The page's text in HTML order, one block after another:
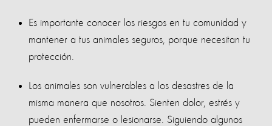
Es importante conocer los riesgos en tu comunidad y
mantener a tus animales seguros, porque necesitan tu
protección.
Los animales son vulnerables a los desastres de la
misma manera que nosotros. Sienten dolor, estrés y
pueden enfermarse o lesionarse. Siguiendo algunos